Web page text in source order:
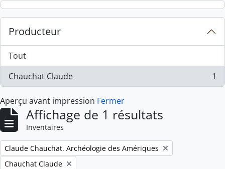
Skip to main content
Producteur
Tout
Chauchat Claude
, 1 résultats 1
Aperçu avant impression Fermer
Affichage de 1 résultats
Inventaires
Remove filter:
Claude Chauchat. Archéologie des Amériques
Remove filter:
Chauchat Claude